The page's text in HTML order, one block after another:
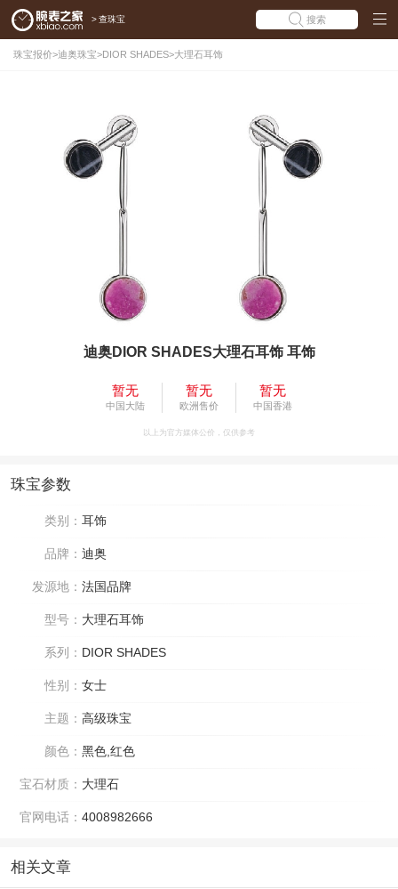
> 查珠宝 搜索
珠宝报价>迪奥珠宝>DIOR SHADES>大理石耳饰
迪奥DIOR SHADES大理石耳饰 耳饰
暂无
中国大陆
暂无
欧洲售价
暂无
中国香港
以上为官方媒体公价，仅供参考
珠宝参数
类别： 耳饰
品牌： 迪奥
发源地： 法国品牌
型号： 大理石耳饰
系列： DIOR SHADES
性别： 女士
主题： 高级珠宝
颜色： 黑色,红色
宝石材质： 大理石
官网电话： 4008982666
相关文章